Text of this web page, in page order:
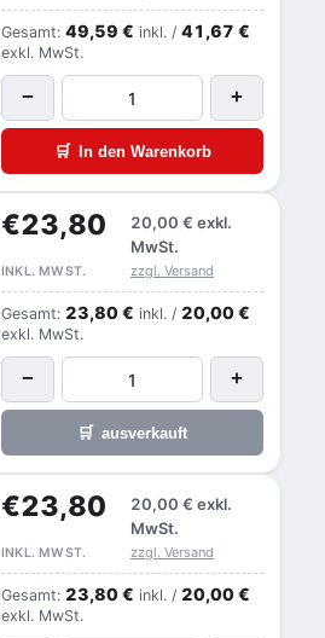
Gesamt: 49,59 € inkl. / 41,67 €
exkl. MwSt.
− +
🛒 In den Warenkorb
€23,80 20,00 € exkl.
MwSt.
INKL. MWST. zzgl. Versand
Gesamt: 23,80 € inkl. / 20,00 €
exkl. MwSt.
− +
🛒 ausverkauft
€23,80 20,00 € exkl.
MwSt.
INKL. MWST. zzgl. Versand
Gesamt: 23,80 € inkl. / 20,00 €
exkl. MwSt.